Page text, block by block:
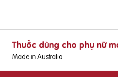
Thuốc dùng cho phụ nữ
Made in Australia